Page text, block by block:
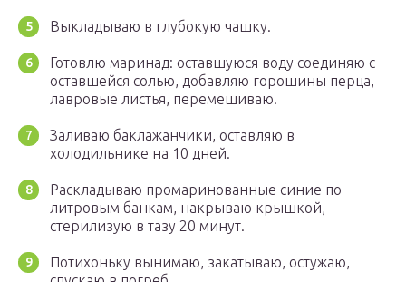
Выкладываю в глубокую чашку.
Готовлю маринад: оставшуюся воду соединяю с
оставшейся солью, добавляю горошины перца,
лавровые листья, перемешиваю.
Заливаю баклажанчики, оставляю в
холодильнике на 10 дней.
Раскладываю промаринованные синие по
литровым банкам, накрываю крышкой,
стерилизую в тазу 20 минут.
Потихоньку вынимаю, закатываю, остужаю,